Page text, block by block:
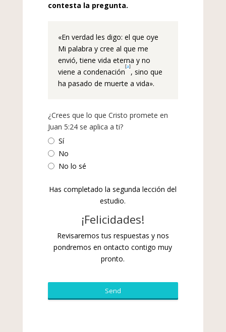
contesta la pregunta.
«En verdad les digo: el que oye
Mi palabra y cree al que me
envió, tiene vida eterna y no
viene a condenación
[a]
, sino que
ha pasado de muerte a vida».
¿Crees que lo que Cristo promete en
Juan 5:24 se aplica a ti?
Sí
No
No lo sé
Has completado la segunda lección del
estudio.
¡Felicidades!
Revisaremos tus respuestas y nos
pondremos en ontacto contigo muy
pronto.
Send